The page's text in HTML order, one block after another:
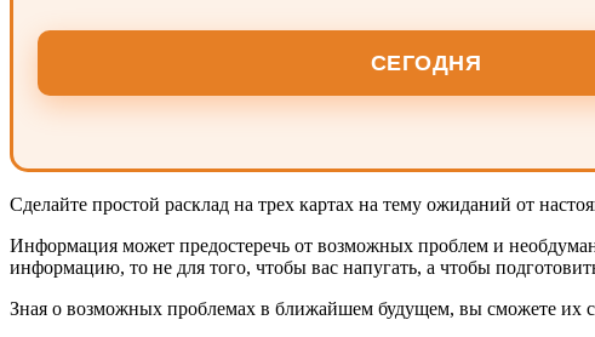
СЕГОДНЯ
Сделайте простой расклад на трех картах на тему ожиданий от
Информация может предостеречь от возможных проблем и
информацию, то не для того, чтобы вас напугать, а чтобы
Зная о возможных проблемах в ближайшем будущем, вы сможете их